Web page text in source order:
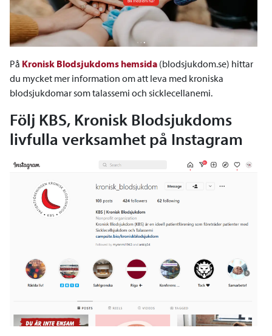
På Kronisk Blodsjukdoms hemsida (blodsjukdom.se) hittar
du mycket mer information om att leva med kroniska
blodsjukdomar som talassemi och sicklecellanemi.
Följ KBS, Kronisk Blodsjukdoms
livfulla verksamhet på Instagram